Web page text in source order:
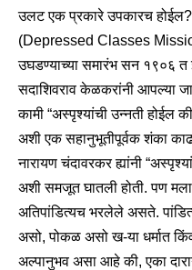
उलट एक प्रकारे उपकारच होईल?
(Depressed Classes
उघडण्याच्या समारंभ सन १९०६ त
सदाशिवराव केळकरांनी आपल्या
कामी “अस्पृश्यांची उन्नती होईल
अशी एक सहानुभूतीपूर्वक शंका
नारायण चंदावरकर ह्यांनी
अशी समजूत घातली होती. पण
अतिपांडित्यच भरलेले असते.
असो, पोकळ असो ख-या धर्मात
अल्पानुभव असा आहे की, एका